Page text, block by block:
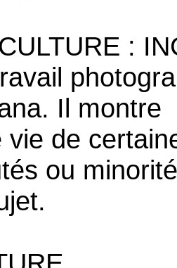
:
Il montre
vie de
ou